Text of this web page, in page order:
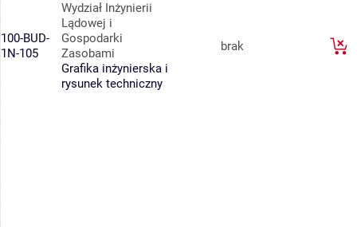
100-BUD-
1N-105
Wydział Inżynierii
Lądowej i
Gospodarki
Zasobami
Grafika inżynierska i
rysunek techniczny
brak